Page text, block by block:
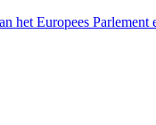
Europees Parlement